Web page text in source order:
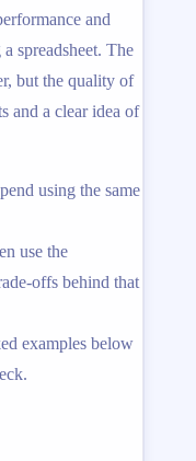
and
spreadsheet. The
but the quality of
and a clear idea of
using the same
use the
offs behind that
examples below